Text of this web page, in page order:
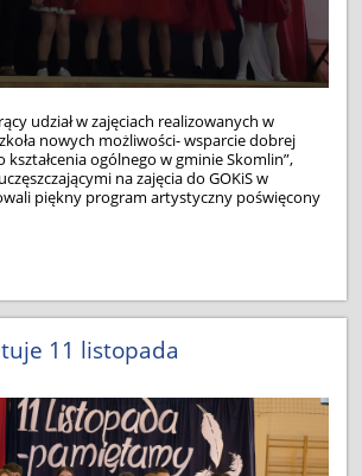
udział w zajęciach realizowanych w
nowych możliwości- wsparcie dobrej
kształcenia ogólnego w gminie Skomlin”,
na zajęcia do GOKiS w
piękny program artystyczny poświęcony
11 listopada